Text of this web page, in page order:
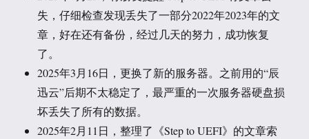
失，仔细检查发现丢失了一部分2022年2023年的文
章，好在还有备份，经过几天的努力，成功恢复
了。
2025年3月16日，更换了新的服务器。之前用的“辰
迅云”后期不太稳定了，最严重的一次服务器硬盘损
坏丢失了所有的数据。
2025年2月11日，整理了《Step to UEFI》的文章索